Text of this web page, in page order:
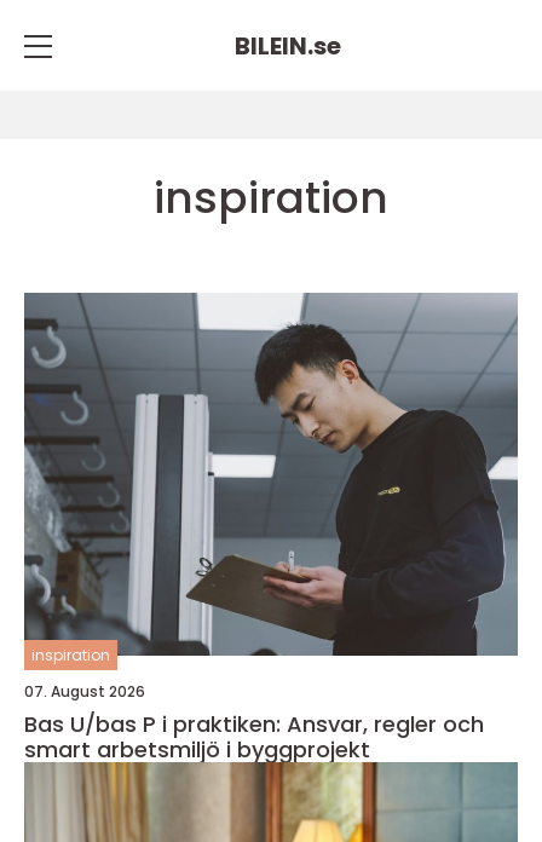
BILEIN.se
inspiration
inspiration
07. August 2026
Bas U/bas P i praktiken: Ansvar, regler och
smart arbetsmiljö i byggprojekt